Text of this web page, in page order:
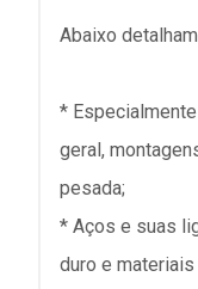
Abaixo
*
geral,
pesada;
* Aços e suas
duro e